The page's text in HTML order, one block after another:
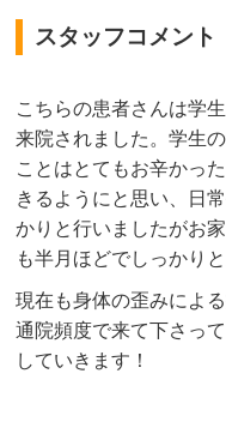
スタッフコメント
こちらの患者さんは学
来院されました。学生
ことはとてもお辛かっ
きるようにと思い、日
かりと行いましたがお
も半月ほどでしっかり
現在も身体の歪みによ
通院頻度で来て下さっ
していきます！